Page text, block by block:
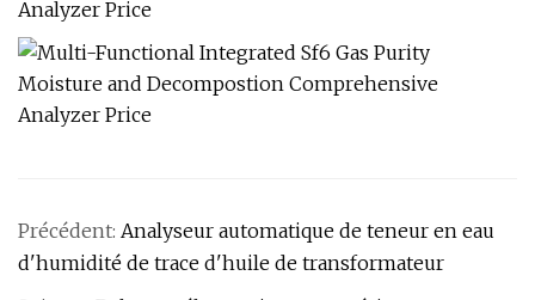
Précédent: Analyseur automatique de teneur en eau
d'humidité de trace d'huile de transformateur